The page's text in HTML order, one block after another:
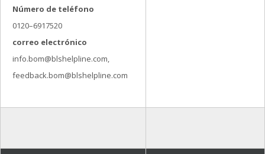
Número de teléfono
0120–6917520
correo electrónico
info.bom@blshelpline.com,
feedback.bom@blshelpline.com